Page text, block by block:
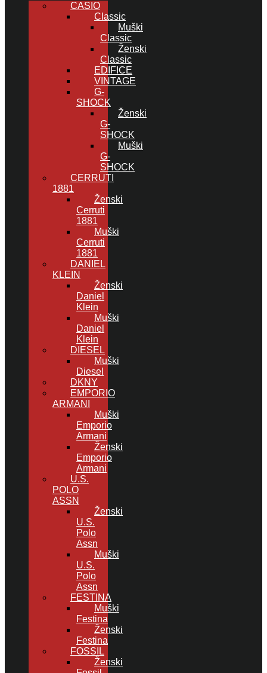
CASIO
Classic
Muški
Classic
Ženski
Classic
EDIFICE
VINTAGE
G-
SHOCK
Ženski
G-
SHOCK
Muški
G-
SHOCK
CERRUTI
1881
Ženski
Cerruti
1881
Muški
Cerruti
1881
DANIEL
KLEIN
Ženski
Daniel
Klein
Muški
Daniel
Klein
DIESEL
Muški
Diesel
DKNY
EMPORIO
ARMANI
Muški
Emporio
Armani
Ženski
Emporio
Armani
U.S.
POLO
ASSN
Ženski
U.S.
Polo
Assn
Muški
U.S.
Polo
Assn
FESTINA
Muški
Festina
Ženski
Festina
FOSSIL
Ženski